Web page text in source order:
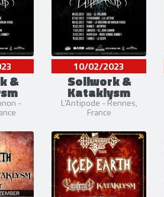
&
-
10/02/2023
Soilwork &
Kataklysm
L'Antipode - Rennes,
France